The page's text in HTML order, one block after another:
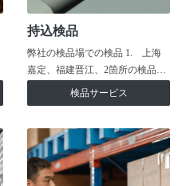
持込検品
弊社の検品場での検品 1. 上海
嘉定、福建晋江、2箇所の検品…
検品サービス